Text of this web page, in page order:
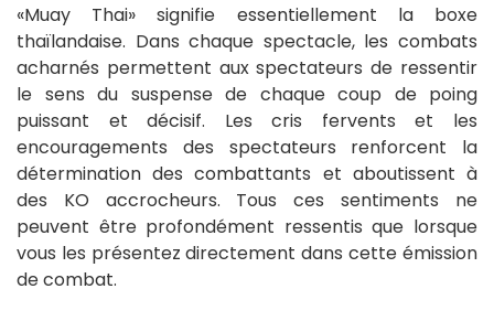
«Muay Thai» signifie essentiellement la boxe
thaïlandaise. Dans chaque spectacle, les combats
acharnés permettent aux spectateurs de ressentir
le sens du suspense de chaque coup de poing
puissant et décisif. Les cris fervents et les
encouragements des spectateurs renforcent la
détermination des combattants et aboutissent à
des KO accrocheurs. Tous ces sentiments ne
peuvent être profondément ressentis que lorsque
vous les présentez directement dans cette émission
de combat.